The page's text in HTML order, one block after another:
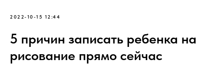
2022-10-15 12:44
5 причин записать ребенка на
рисование прямо сейчас